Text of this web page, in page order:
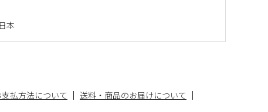
本
支払方法について
送料・商品のお届けについて